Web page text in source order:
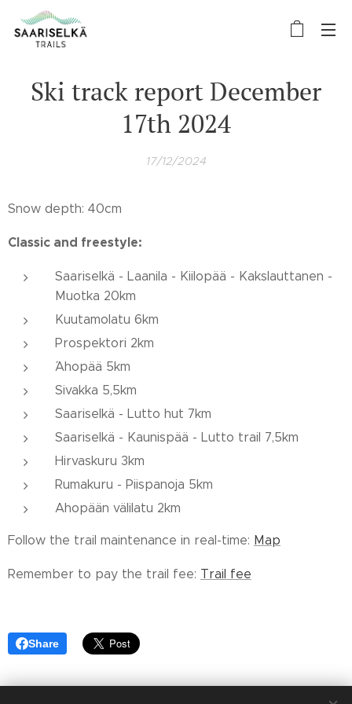
Ski track report December
17th 2024
17/12/2024
Snow depth: 40cm
Classic and freestyle:
Saariselkä - Laanila - Kiilopää - Kakslauttanen -
Muotka 20km
Kuutamolatu 6km
Prospektori 2km
´Ahopää 5km
Sivakka 5,5km
Saariselkä - Lutto hut 7km
Saariselkä - Kaunispää - Lutto trail 7,5km
Hirvaskuru 3km
Rumakuru - Piispanoja 5km
Ahopään välilatu 2km
Follow the trail maintenance in real-time: Map
Remember to pay the trail fee: Trail fee
Share